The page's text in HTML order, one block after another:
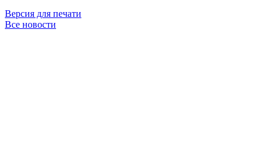
Версия для печати
Все новости